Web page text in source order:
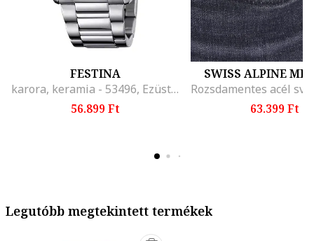
FESTINA
karora, keramia - 53496, Ezüstszín
56.899 Ft
SWISS ALPINE
63.399 Ft
Legutóbb megtekintett termékek